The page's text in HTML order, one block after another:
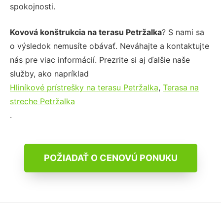
spokojnosti.
Kovová konštrukcia na terasu Petržalka? S nami sa
o výsledok nemusíte obávať. Neváhajte a kontaktujte
nás pre viac informácií. Prezrite si aj ďalšie naše
služby, ako napríklad
Hliníkové prístrešky na terasu Petržalka, Terasa na
streche Petržalka
.
POŽIADAŤ O CENOVÚ PONUKU